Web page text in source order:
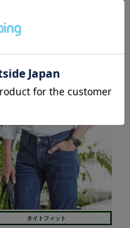
タイトフィット